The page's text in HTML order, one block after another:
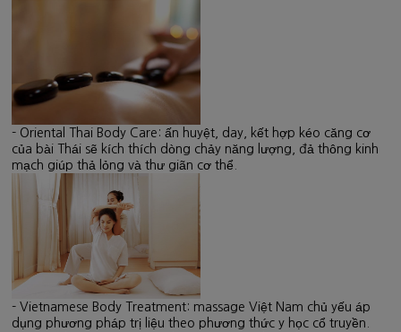
- Oriental Thai Body Care: ấn huyệt, day, kết hợp kéo căng cơ
của bài Thái sẽ kích thích dòng chảy năng lượng, đả thông kinh
mạch giúp thả lỏng và thư giãn cơ thể.
- Vietnamese Body Treatment: massage Việt Nam chủ yếu áp
dụng phương pháp trị liệu theo phương thức y học cổ truyền.